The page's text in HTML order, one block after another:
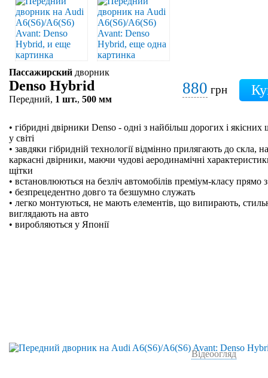
Пассажирский дворник
Denso Hybrid
Передний, 1 шт., 500 мм
880 грн
• гібридні двірники Denso - одні з найбільш дорогих і
у світі
• завдяки гібридній технології відмінно прилягають до скла,
каркасні двірники, маючи чудові аеродинамічні
щітки
• встановлюються на безліч автомобілів преміум-класу прямо
• безпрецедентно довго та безшумно служать
• легко монтуються, не мають елементів, що випирають,
виглядають на авто
• виробляються у Японії
Відеоогляд